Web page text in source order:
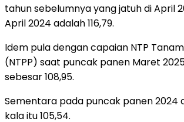
tahun sebelumnya yang jatuh di April
April 2024 adalah 116,79.
Idem pula dengan capaian NTP
(NTPP) saat puncak panen Maret
sebesar 108,95.
Sementara pada puncak panen 2024
kala itu 105,54.